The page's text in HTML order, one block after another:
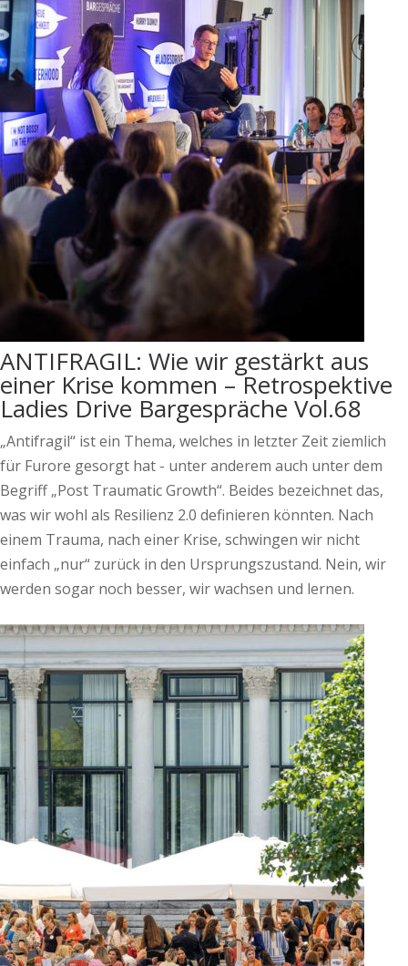
ANTIFRAGIL: Wie wir gestärkt aus
einer Krise kommen – Retrospektive
Ladies Drive Bargespräche Vol.68
„Antifragil“ ist ein Thema, welches in letzter Zeit ziemlich
für Furore gesorgt hat - unter anderem auch unter dem
Begriff „Post Traumatic Growth“. Beides bezeichnet das,
was wir wohl als Resilienz 2.0 definieren könnten. Nach
einem Trauma, nach einer Krise, schwingen wir nicht
einfach „nur“ zurück in den Ursprungszustand. Nein, wir
werden sogar noch besser, wir wachsen und lernen.